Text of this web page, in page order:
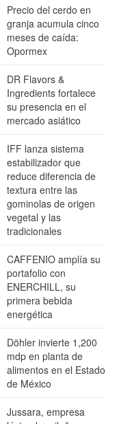
Precio del cerdo en
granja acumula cinco
meses de caída:
Opormex
DR Flavors &
Ingredients fortalece
su presencia en el
mercado asiático
IFF lanza sistema
estabilizador que
reduce diferencia de
textura entre las
gominolas de origen
vegetal y las
tradicionales
CAFFENIO amplía su
portafolio con
ENERCHILL, su
primera bebida
energética
Döhler invierte 1,200
mdp en planta de
alimentos en el Estado
de México
Jussara, empresa